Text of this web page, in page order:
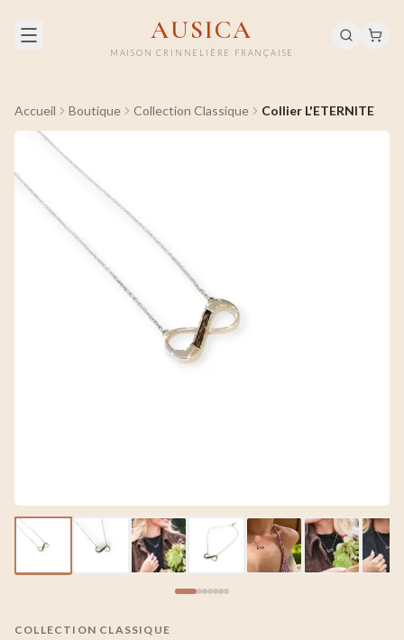
AUSICA
MAISON CRINNELIÈRE FRANÇAISE
Accueil Boutique Collection Classique Collier L'ETERNITE
COLLECTION CLASSIQUE